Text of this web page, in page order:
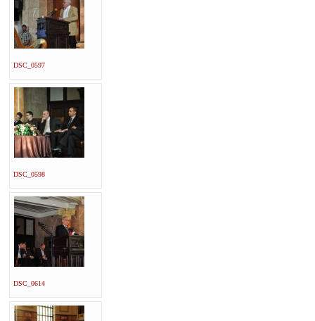
DSC_0597
DSC_0598
DSC_0614